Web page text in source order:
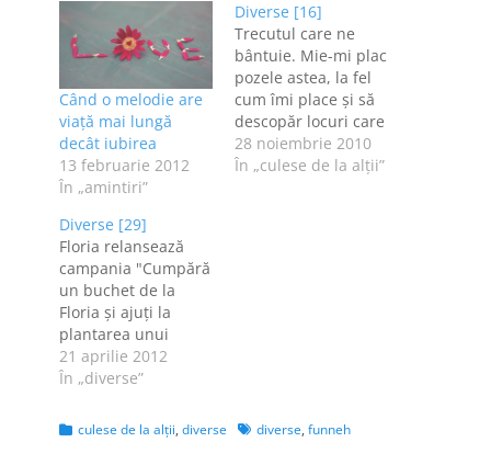
Când o melodie are
viaţă mai lungă
decât iubirea
13 februarie 2012
În „amintiri”
Diverse [16]
Trecutul care ne
bântuie. Mie-mi plac
pozele astea, la fel
cum îmi place și să
descopăr locuri care
nu au fost stricate
de nou. Signs of the
28 noiembrie 2010
În „culese de la alţii”
Diverse [29]
Floria relansează
campania "Cumpără
un buchet de la
Floria şi ajuţi la
plantarea unui
copac". Astfel, orice
client al florăriei
"părintele spiritual"
al unui arbore, la
21 aprilie 2012
În „diverse”
Categories
culese de la alţii, diverse Tagsdiverse, funneh